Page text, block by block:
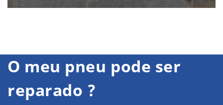
O meu pneu pode ser
reparado ?